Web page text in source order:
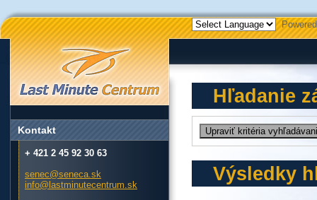
Hľadanie
Výsledky
Kontakt
+ 421 2 45 92 30 63
senec@seneca.sk
info@lastminutecentrum.sk